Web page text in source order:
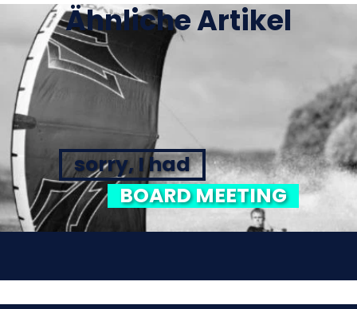
Ähnliche Artikel
sorry, I had
BOARD MEETING